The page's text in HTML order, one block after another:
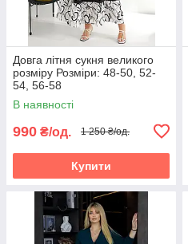
Довга літня сукня великого
розміру Розміри: 48-50, 52-
54, 56-58
В наявності
990 ₴/од. 1 250 ₴/од.
Купити